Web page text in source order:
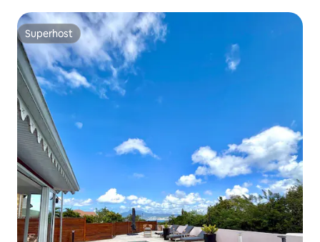
Superhost
Superhost